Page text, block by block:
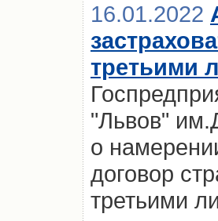
16.01.2022
третьими
"Львов"
о
договор
третьими